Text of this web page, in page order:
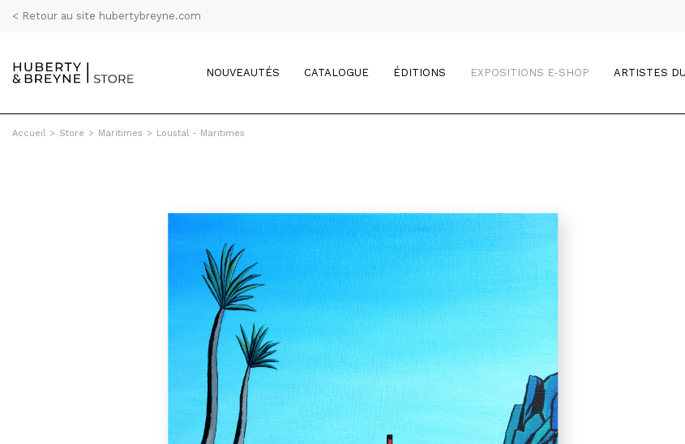
< Retour au site hubertybreyne.com
NOUVEAUTÉS CATALOGUE ÉDITIONS EXPOSITIONS E-SHOP ARTISTES
Accueil > Store > Maritimes > Loustal - Maritimes